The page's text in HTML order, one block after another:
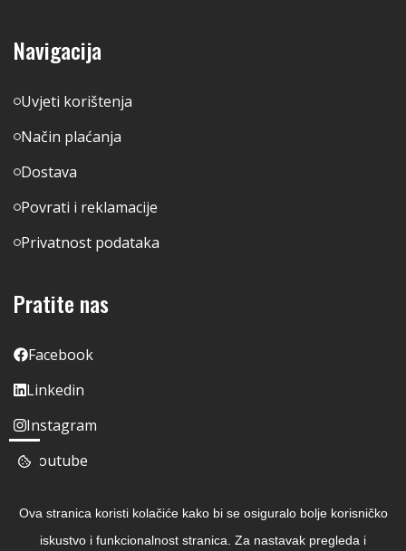
Navigacija
Uvjeti korištenja
Način plaćanja
Dostava
Povrati i reklamacije
Privatnost podataka
Pratite nas
Facebook
Linkedin
Instagram
Youtube
Ova stranica koristi kolačiće kako bi se osiguralo bolje korisničko
iskustvo i funkcionalnost stranica. Za nastavak pregleda i